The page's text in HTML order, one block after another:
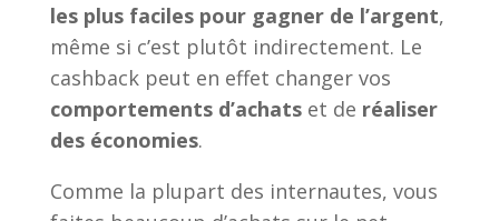
les plus faciles pour gagner de l’argent,
même si c’est plutôt indirectement. Le
cashback peut en effet changer vos
comportements d’achatset de réaliser
des économies.
Comme la plupart des internautes, vous